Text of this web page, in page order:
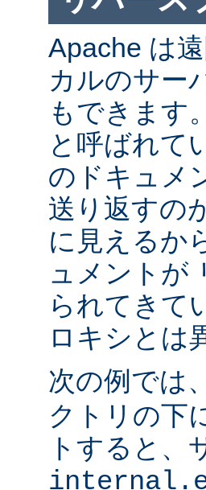
Apache は
カルのサー
もできます
と呼ばれて
のドキュメ
送り返すの
に見えるか
ュメントが
られてきて
ロキシとは
次の例では
クトリの下
トすると、